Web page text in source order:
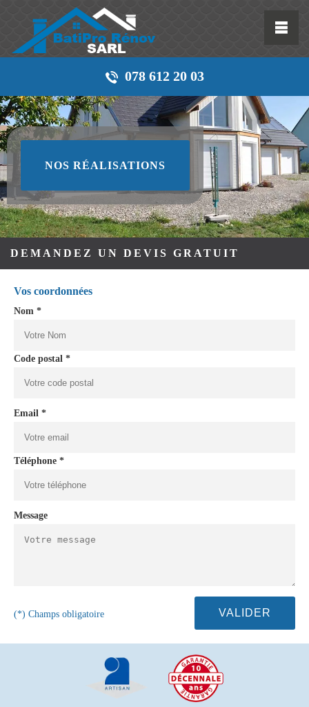
078 612 20 03
NOS RÉALISATIONS
DEMANDEZ UN DEVIS GRATUIT
Vos coordonnées
Nom *
Code postal *
Email *
Téléphone *
Message
(*) Champs obligatoire